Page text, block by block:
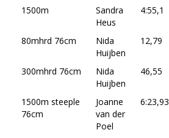
1500m
Sandra
Heus
4:55,1
80mhrd 76cm
Nida
Huijben
12,79
300mhrd 76cm
Nida
Huijben
46,55
1500m steeple
76cm
Joanne
van der
Poel
6:23,93